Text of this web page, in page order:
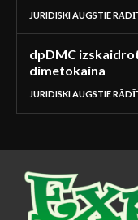
JURIDISKI AUGSTIE
dpDMC
dimetokaina
JURIDISKI AUGSTIE